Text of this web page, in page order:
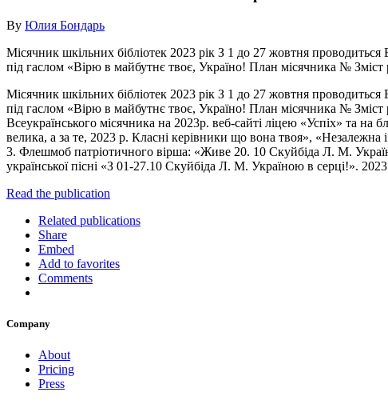
By Юлия Бондарь
Місячник шкільних бібліотек 2023 рік З 1 до 27 жовтня проводиться
під гаслом «Вірю в майбутнє твоє, Україно! План місячника № Зміст
Місячник шкільних бібліотек 2023 рік З 1 до 27 жовтня проводиться
під гаслом «Вірю в майбутнє твоє, Україно! План місячника №
Всеукраїнського місячника на 2023р. веб-сайті ліцею «Успіх» та
велика, а за те, 2023 р. Класні керівники що вона твоя», «Незалежна
3. Флешмоб патріотичного вірша: «Живе 20. 10 Скуйбіда Л. М.
української пісні «З 01-27.10 Скуйбіда Л. М. Україною в серці!».
Read the publication
Related publications
Share
Embed
Add to favorites
Comments
Company
About
Pricing
Press